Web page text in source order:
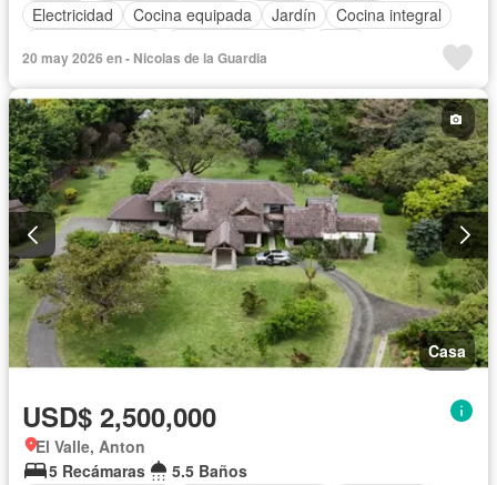
Electricidad
Cocina equipada Jardín
Cocina integral
20 may 2026 en - Nicolas de la Guardia
Casa
USD$ 2,500,000
El Valle, Anton
5 Recámaras
5.5 Baños